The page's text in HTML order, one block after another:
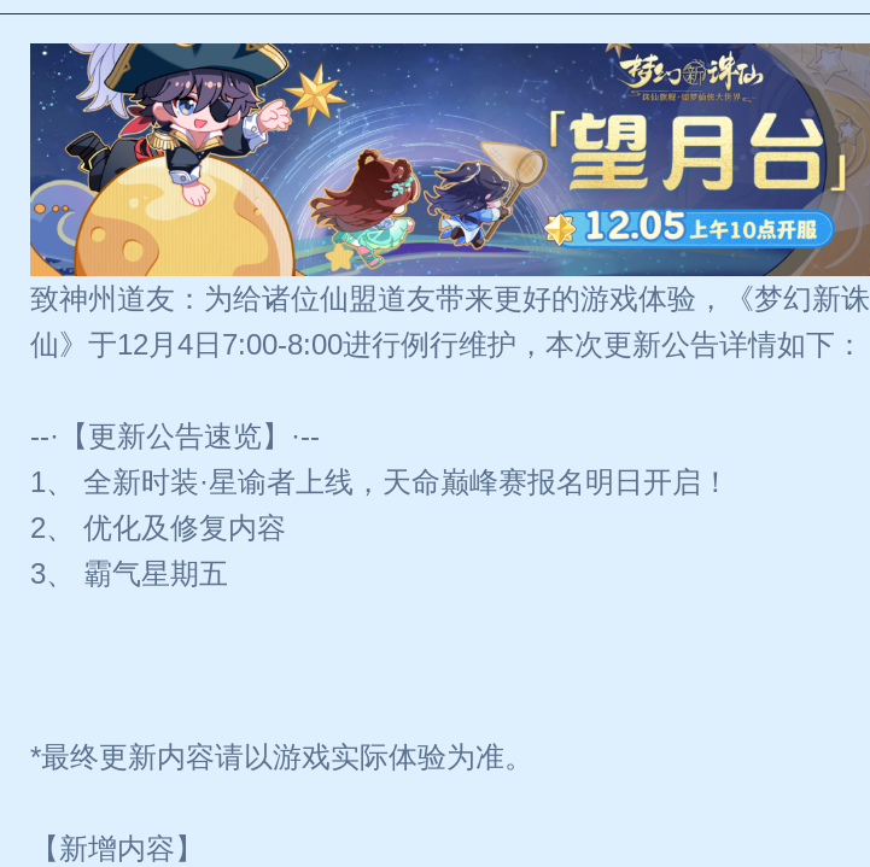
致神州道友：为给诸位仙盟道友带来更好的游戏体验，《梦幻新诛
仙》于12月4日7:00-8:00进行例行维护，本次更新公告详情如下：
--·【更新公告速览】·--
1、 全新时装·星谕者上线，天命巅峰赛报名明日开启！
2、 优化及修复内容
3、 霸气星期五
*最终更新内容请以游戏实际体验为准。
【新增内容】